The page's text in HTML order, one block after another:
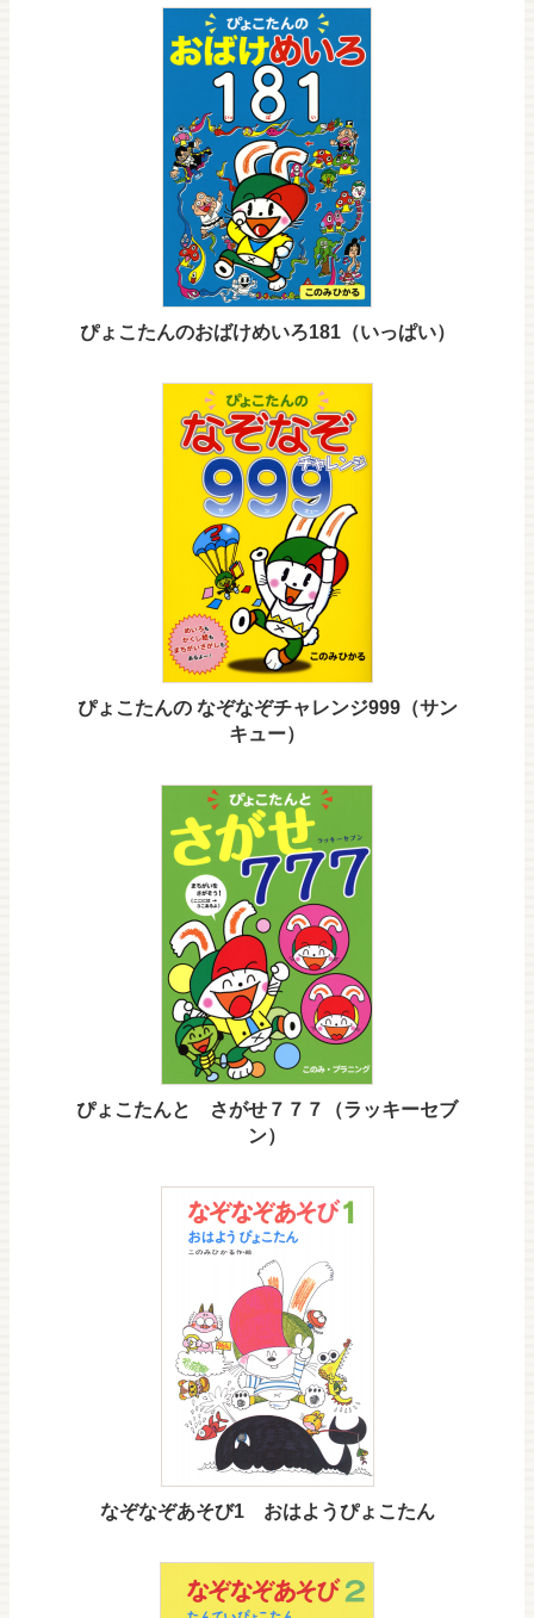
ぴょこたんのおばけめいろ181（いっぱい）
ぴょこたんの なぞなぞチャレンジ999（サン
キュー）
ぴょこたんと さがせ７７７（ラッキーセブ
ン）
なぞなぞあそび1 おはようぴょこたん